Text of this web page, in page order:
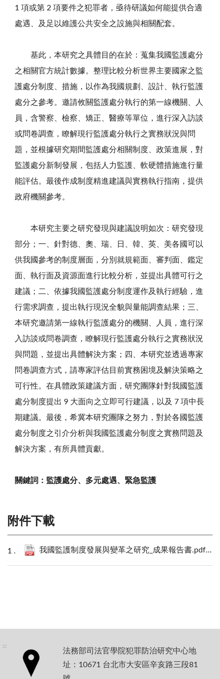
1 項或第 2 項要件之犯罪者，亟待研議如何能提供合適
處遇、及足以維護公共安全之設施與相關配套。
基此，本研究之具體目的在於：蒐集我國監護處分
之相關官方統計數據。整理比較分析世界主要國家之監
護處分制度、措施，以作為我國規劃、設計、執行監護
處分之參考。邀請攸關監護處分執行的第一線機關、人
員，含警察、檢察、矯正、醫療等單位，進行深入訪談
或問卷調查，瞭解現行監護處分執行之實務狀況與問
題，並根據研究期間監護處分相關制度、政策進展，對
監護處分新制發展，包括人力監護、軟硬體措施進行量
能評估。最後作成制度精進建議與實務執行指南，提供
政府機關參考。
本研究主要之研究發現與建議說明如次：研究發現
部分；一、針對德、奧、瑞、日、韓、英、美各國可以
供我國參考的制度層面，分別就規範面、審判面、鑑定
面、執行面及資源面進行比較分析，並提出具體可行之
建議；二、依據我國監護處分制度運作及執行經驗，進
行需求調查，提出執行現況全貌與量能調查結果；三、
本研究邀請第一線執行監護處分的機關、人員，進行深
入訪談或問卷調查，瞭解現行監護處分執行之實務狀況
與問題，並提出具體解決方案；四、本研究並透過專家
問卷調查方式，請專家評估目前實務困境及解決策略之
可行性。在具體政策建議方面，研究團隊針對我國監護
處分制度提出 9 大面向之立即可行建議，以及 7 項中長
期建議。最後，希冀本研究團隊之努力，對於各國監護
處分制度之引介分析與我國監護處分制度之實務問題及
解決方案，有所具體貢獻。
關鍵詞：監護處分、多元處遇、緊急監護
附件下載
我國監護制度發展與變革之研究_成果報告書.pdf
:::
法務部司法官學院犯罪防治研究中心地
址：10671 台北市大安區辛亥路三段81